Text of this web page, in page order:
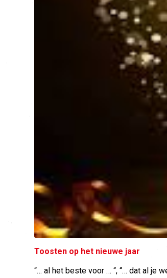
Toosten op het nieuwe jaar
“… al het beste voor … “, “… dat al je